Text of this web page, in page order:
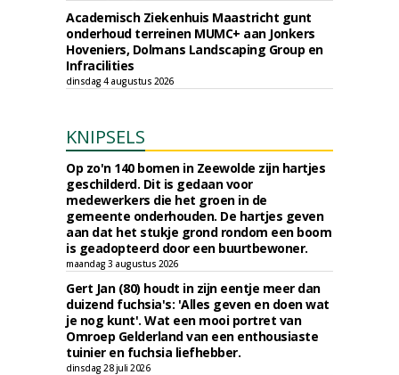
Academisch Ziekenhuis Maastricht gunt
onderhoud terreinen MUMC+ aan Jonkers
Hoveniers, Dolmans Landscaping Group en
Infracilities
dinsdag 4 augustus 2026
KNIPSELS
Op zo'n 140 bomen in Zeewolde zijn hartjes
geschilderd. Dit is gedaan voor
medewerkers die het groen in de
gemeente onderhouden. De hartjes geven
aan dat het stukje grond rondom een boom
is geadopteerd door een buurtbewoner.
maandag 3 augustus 2026
Gert Jan (80) houdt in zijn eentje meer dan
duizend fuchsia's: 'Alles geven en doen wat
je nog kunt'. Wat een mooi portret van
Omroep Gelderland van een enthousiaste
tuinier en fuchsia liefhebber.
dinsdag 28 juli 2026